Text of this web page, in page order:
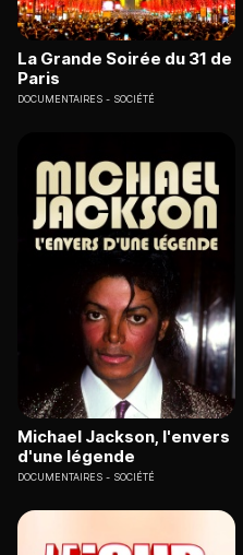
La Grande Soirée du 31 de
Paris
DOCUMENTAIRES SOCIÉTÉ
Michael Jackson, l'envers
d'une légende
DOCUMENTAIRES SOCIÉTÉ